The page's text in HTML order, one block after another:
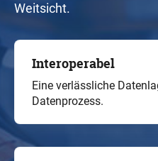
Weitsicht.
Interoperabel
Eine verlässliche
Datenprozess.